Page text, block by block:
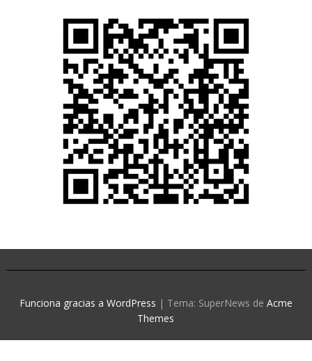
Funciona gracias a WordPress | Tema: SuperNews de Acme
Themes